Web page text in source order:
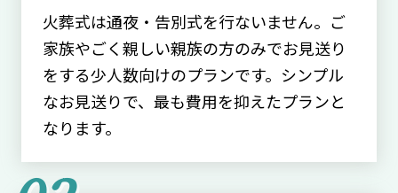
火葬式は通夜・告別式を行ないません。ご
家族やごく親しい親族の方のみでお見送り
をする少人数向けのプランです。シンプル
なお見送りで、最も費用を抑えたプランと
なります。